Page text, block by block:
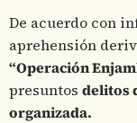
De acuerdo con
aprehensión
“Operación
presuntos delitos
organizada.